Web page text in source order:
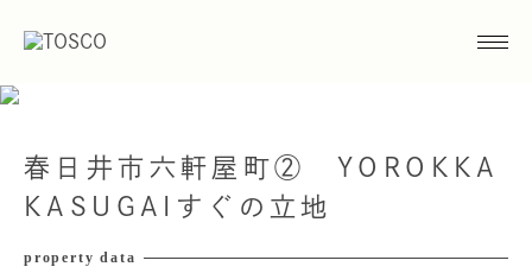
春日井市六軒屋町② YOROKKA
KASUGAIすぐの立地
property data